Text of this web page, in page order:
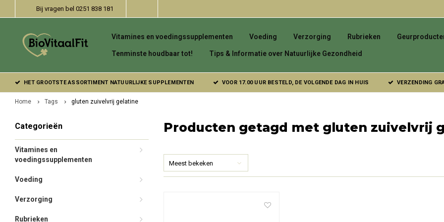
Bij vragen bel 0251 838 181
Vitamines en voedingssupplementen Voeding Verzorging Rubrieken
Tenminste houdbaar tot! Tips & Informatie over Natuurlijke Gezondheid
HET GROOTSTE ASSORTIMENT NATUURLIJKE SUPPLEMENTEN VOOR 17.00 UUR BESTELD, DE VOLGENDE DAG IN HUIS VERZENDING
Home Tags gluten zuivelvrij gelatine
Categorieën
Vitamines en
voedingssupplementen
Voeding
Verzorging
Rubrieken
Producten getagd met gluten zuivelvrij
Meest bekeken